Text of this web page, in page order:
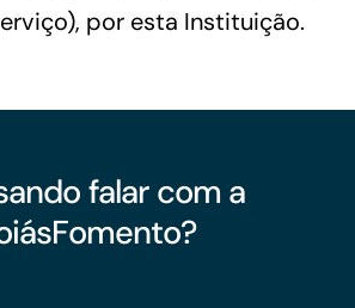
por esta Instituição.
falar com a